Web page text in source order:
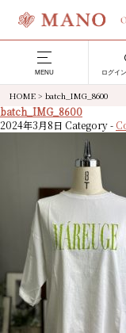
MENU ログイ
HOME > batch_IMG_8600
batch_IMG_8600
2024年3月8日 Category -